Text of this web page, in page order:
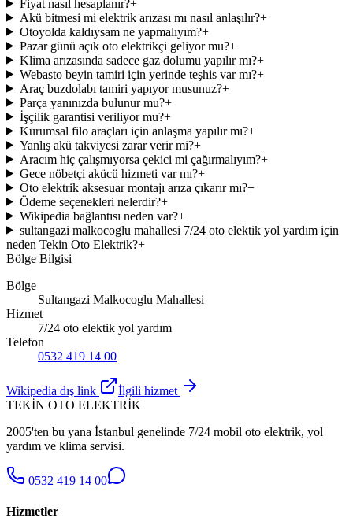
Fiyat nasıl hesaplanır?+
Akü bitmesi mi elektrik arızası mı nasıl anlaşılır?+
Otoyolda kaldıysam ne yapmalıyım?+
Pazar günü açık oto elektrikçi geliyor mu?+
Klima arızasında sadece gaz dolumu yapılır mı?+
Webasto beyin tamiri için yerinde teşhis var mı?+
Araç buzdolabı tamiri yapıyor musunuz?+
Parça yanınızda bulunur mu?+
İşçilik garantisi veriliyor mu?+
Kurumsal filo araçları için anlaşma yapılır mı?+
Yanlış akü takviyesi zarar verir mi?+
Aracım hiç çalışmıyorsa çekici mi çağırmalıyım?+
Gece nöbetçi akücü hizmeti var mı?+
Oto elektrik aksesuar montajı arıza çıkarır mı?+
Ödeme seçenekleri nelerdir?+
Wikipedia bağlantısı neden var?+
sultangazi malkocoglu mahallesi 7/24 oto elektik yol yardım için
neden Tekin Oto Elektrik?+
Bölge Bilgisi
Bölge
Sultangazi Malkocoglu Mahallesi
Hizmet
7/24 oto elektik yol yardım
Telefon
0532 419 14 00
Wikipedia dış link
İlgili hizmet
TEKİN OTO ELEKTRİK
2005'ten bu yana İstanbul genelinde 7/24 mobil oto elektrik, yol
yardım ve klima servisi.
0532 419 14 00
Hizmetler